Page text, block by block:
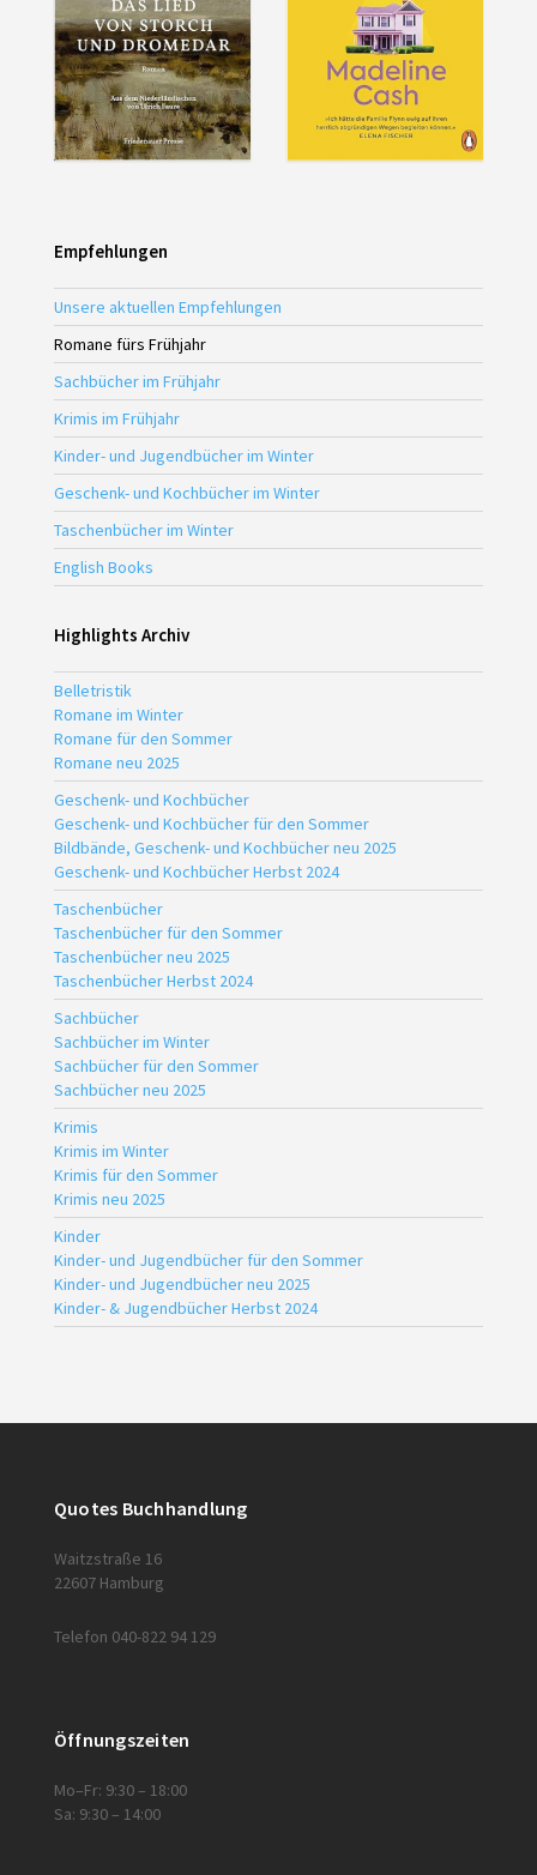
Empfehlungen
Unsere aktuellen Empfehlungen
Romane fürs Frühjahr
Sachbücher im Frühjahr
Krimis im Frühjahr
Kinder- und Jugendbücher im Winter
Geschenk- und Kochbücher im Winter
Taschenbücher im Winter
English Books
Highlights Archiv
Belletristik
Romane im Winter
Romane für den Sommer
Romane neu 2025
Geschenk- und Kochbücher
Geschenk- und Kochbücher für den Sommer
Bildbände, Geschenk- und Kochbücher neu 2025
Geschenk- und Kochbücher Herbst 2024
Taschenbücher
Taschenbücher für den Sommer
Taschenbücher neu 2025
Taschenbücher Herbst 2024
Sachbücher
Sachbücher im Winter
Sachbücher für den Sommer
Sachbücher neu 2025
Krimis
Krimis im Winter
Krimis für den Sommer
Krimis neu 2025
Kinder
Kinder- und Jugendbücher für den Sommer
Kinder- und Jugendbücher neu 2025
Kinder- & Jugendbücher Herbst 2024
Quotes Buchhandlung
Waitzstraße 16
22607 Hamburg
Telefon 040-822 94 129
Öffnungszeiten
Mo–Fr: 9:30 – 18:00
Sa: 9:30 – 14:00